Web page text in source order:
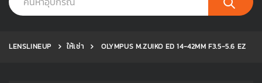
LENSLINEUP ให้เช่า OLYMPUS M.ZUIKO ED 14-42MM F3.5-5.6 EZ